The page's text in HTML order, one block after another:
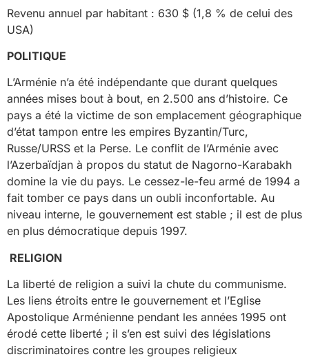
Revenu annuel par habitant : 630 $ (1,8 % de celui des
USA)
POLITIQUE
L’Arménie n’a été indépendante que durant quelques
années mises bout à bout, en 2.500 ans d’histoire. Ce
pays a été la victime de son emplacement géographique
d’état tampon entre les empires Byzantin/Turc,
Russe/URSS et la Perse. Le conflit de l’Arménie avec
l’Azerbaïdjan à propos du statut de Nagorno-Karabakh
domine la vie du pays. Le cessez-le-feu armé de 1994 a
fait tomber ce pays dans un oubli inconfortable. Au
niveau interne, le gouvernement est stable ; il est de plus
en plus démocratique depuis 1997.
RELIGION
La liberté de religion a suivi la chute du communisme.
Les liens étroits entre le gouvernement et l’Eglise
Apostolique Arménienne pendant les années 1995 ont
érodé cette liberté ; il s’en est suivi des législations
discriminatoires contre les groupes religieux